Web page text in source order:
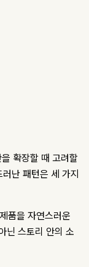
확장할 때 고려할
난 패턴은 세 가지
품을 자연스러운
닌 스토리 안의 소